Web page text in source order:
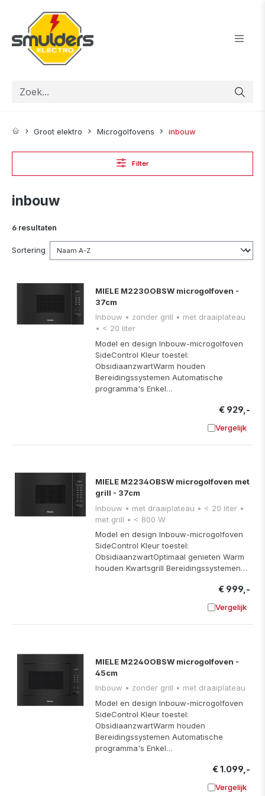
Groot elektro Microgolfovens inbouw
Filter
inbouw
6 resultaten
Sortering
MIELE M2230OBSW microgolfoven -
37cm
Inbouw • zonder grill • met draaiplateau
• < 20 liter
Model en design Inbouw-microgolfoven
SideControl Kleur toestel:
ObsidiaanzwartWarm houden
Bereidingssystemen Automatische
programma's Enkel…
€ 929,-
Vergelijk
MIELE M2234OBSW microgolfoven met
grill - 37cm
Inbouw • met draaiplateau • < 20 liter •
met grill • < 800 W
Model en design Inbouw-microgolfoven
SideControl Kleur toestel:
ObsidiaanzwartOptimaal genieten Warm
houden Kwartsgrill Bereidingssystemen…
€ 999,-
Vergelijk
MIELE M2240OBSW microgolfoven -
45cm
Inbouw • zonder grill • met draaiplateau
Model en design Inbouw-microgolfoven
SideControl Kleur toestel:
ObsidiaanzwartWarm houden
Bereidingssystemen Automatische
programma's Enkel…
€ 1.099,-
Vergelijk